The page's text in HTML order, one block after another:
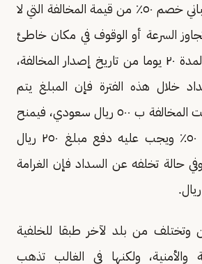
ويعطي القانون الإسباني خصم ٥٠٪ من قيمة المخالفة التي لا
السرعة أو الوقوف في مكان خاطئ
وهذا الخصم يسري لمدة ٢٠ يوما من تاريخ إصدار المخالفة،
خلال هذه الفترة فإن المبلغ يتم
تثبيته، بمعنى إذا كانت المخالفة ب ٥٠٠ ريال سعودي، فيمنح
قائد المركبة خصما ٥٠٪ ويجب عليه دفع مبلغ ٢٥٠ ريال
حالة تخلفه عن السداد فإن الغرامة
وتختلف من بلد لآخر طبقا للخلفية
والأمنية، ولكنها في الغالب تذهب